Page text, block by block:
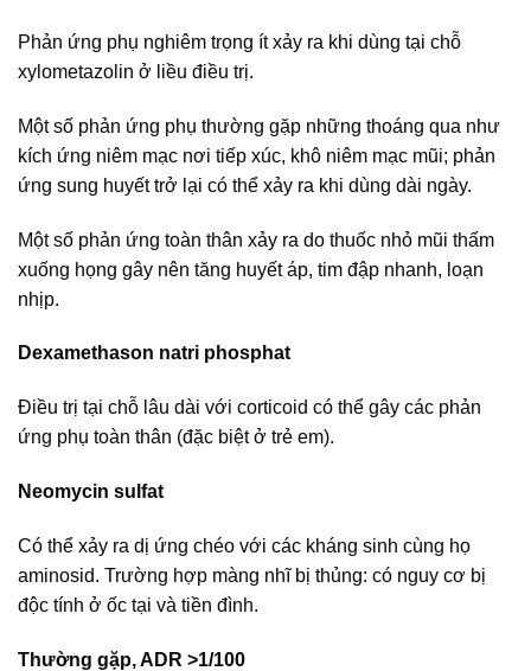
Phản ứng phụ nghiêm trọng ít xảy ra khi dùng tại chỗ
xylometazolin ở liều điều trị.
Một số phản ứng phụ thường gặp những thoáng qua như
kích ứng niêm mạc nơi tiếp xúc, khô niêm mạc mũi; phản
ứng sung huyết trở lại có thể xảy ra khi dùng dài ngày.
Một số phản ứng toàn thân xảy ra do thuốc nhỏ mũi thấm
xuống họng gây nên tăng huyết áp, tim đập nhanh, loạn
nhịp.
Dexamethason natri phosphat
Điều trị tại chỗ lâu dài với corticoid có thể gây các phản
ứng phụ toàn thân (đặc biệt ở trẻ em).
Neomycin sulfat
Có thể xảy ra dị ứng chéo với các kháng sinh cùng họ
aminosid. Trường hợp màng nhĩ bị thủng: có nguy cơ bị
độc tính ở ốc tại và tiền đình.
Thường gặp, ADR >1/100